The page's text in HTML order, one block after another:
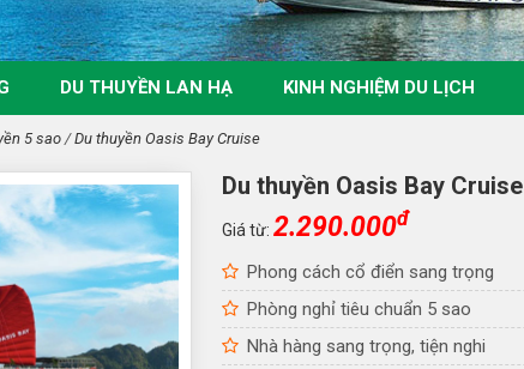
DU THUYỀN LAN HẠ KINH NGHIỆM DU LỊCH
5 sao / Du thuyền Oasis Bay Cruise
Du thuyền Oasis Bay Cruise
Giá từ: 2.290.000đ
Phong cách cổ điển sang trọng
Phòng nghỉ tiêu chuẩn 5 sao
Nhà hàng sang trọng, tiện nghi